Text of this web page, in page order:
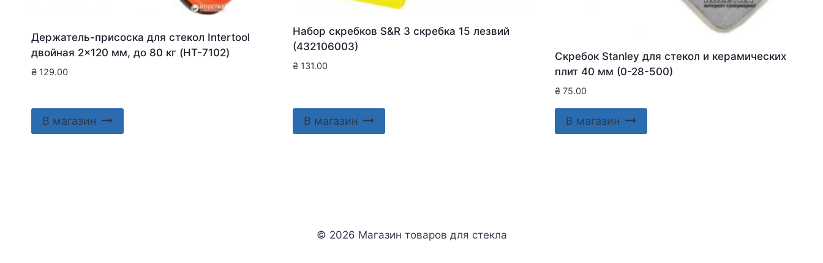
Держатель-присоска для стекол Intertool
двойная 2×120 мм, до 80 кг (HT-7102)
₴ 129.00
В магазин
Набор скребков S&R 3 скребка 15 лезвий
(432106003)
₴ 131.00
В магазин
Скребок Stanley для стекол и керамических
плит 40 мм (0-28-500)
₴75.00
В магазин
© 2026 Магазин товаров для стекла